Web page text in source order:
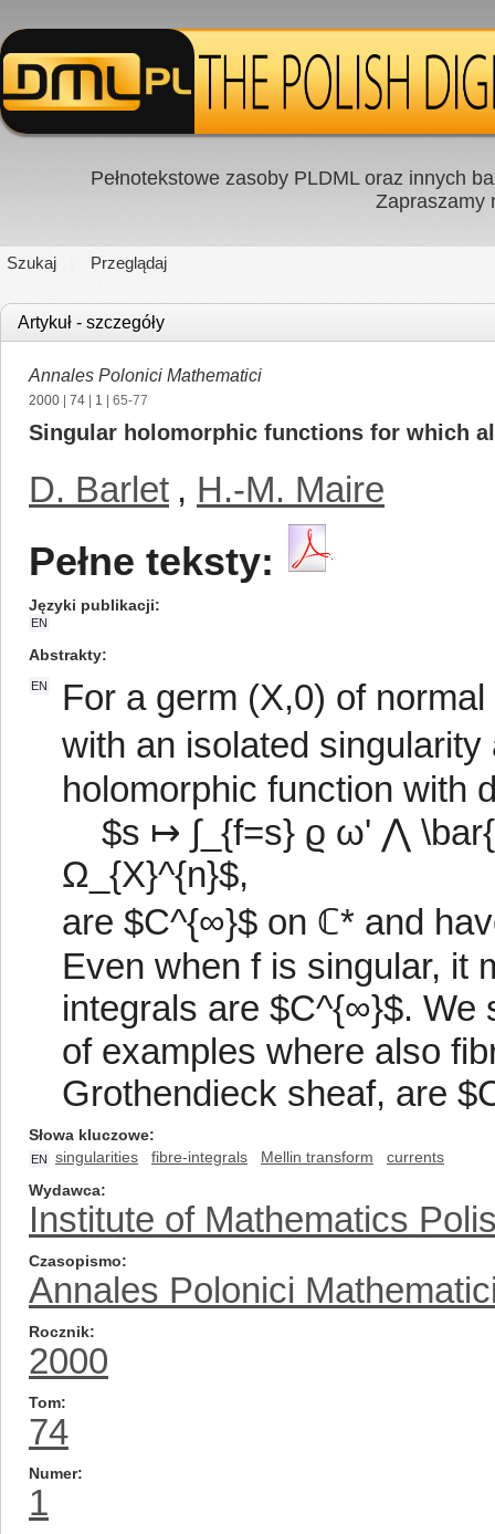
Pełnotekstowe zasoby PLDML oraz innych
Zapraszamy
Szukaj Przeglądaj
Artykuł - szczegóły
Annales Polonici Mathematici
2000 74 1 | 65-77
Singular holomorphic functions for which
D. Barlet , H.-M. Maire
Pełne teksty:
Języki publikacji
EN
Abstrakty
EN
For a germ (X,0) of
with an isolated
holomorphic function with
$s ↦ ∫_{f=s} ϱ ω' ⋀
Ω_{X}^{n}$,
are $C^{∞}$ on ℂ* and
Even when f is singular, it
integrals are $C^{∞}$. We
of examples where also
Grothendieck sheaf, are
Słowa kluczowe
EN singularities fibre-integrals Mellin transform
currents
Wydawca
Institute of Mathematics
Czasopismo
Annales Polonici
Rocznik
2000
Tom
74
Numer
1